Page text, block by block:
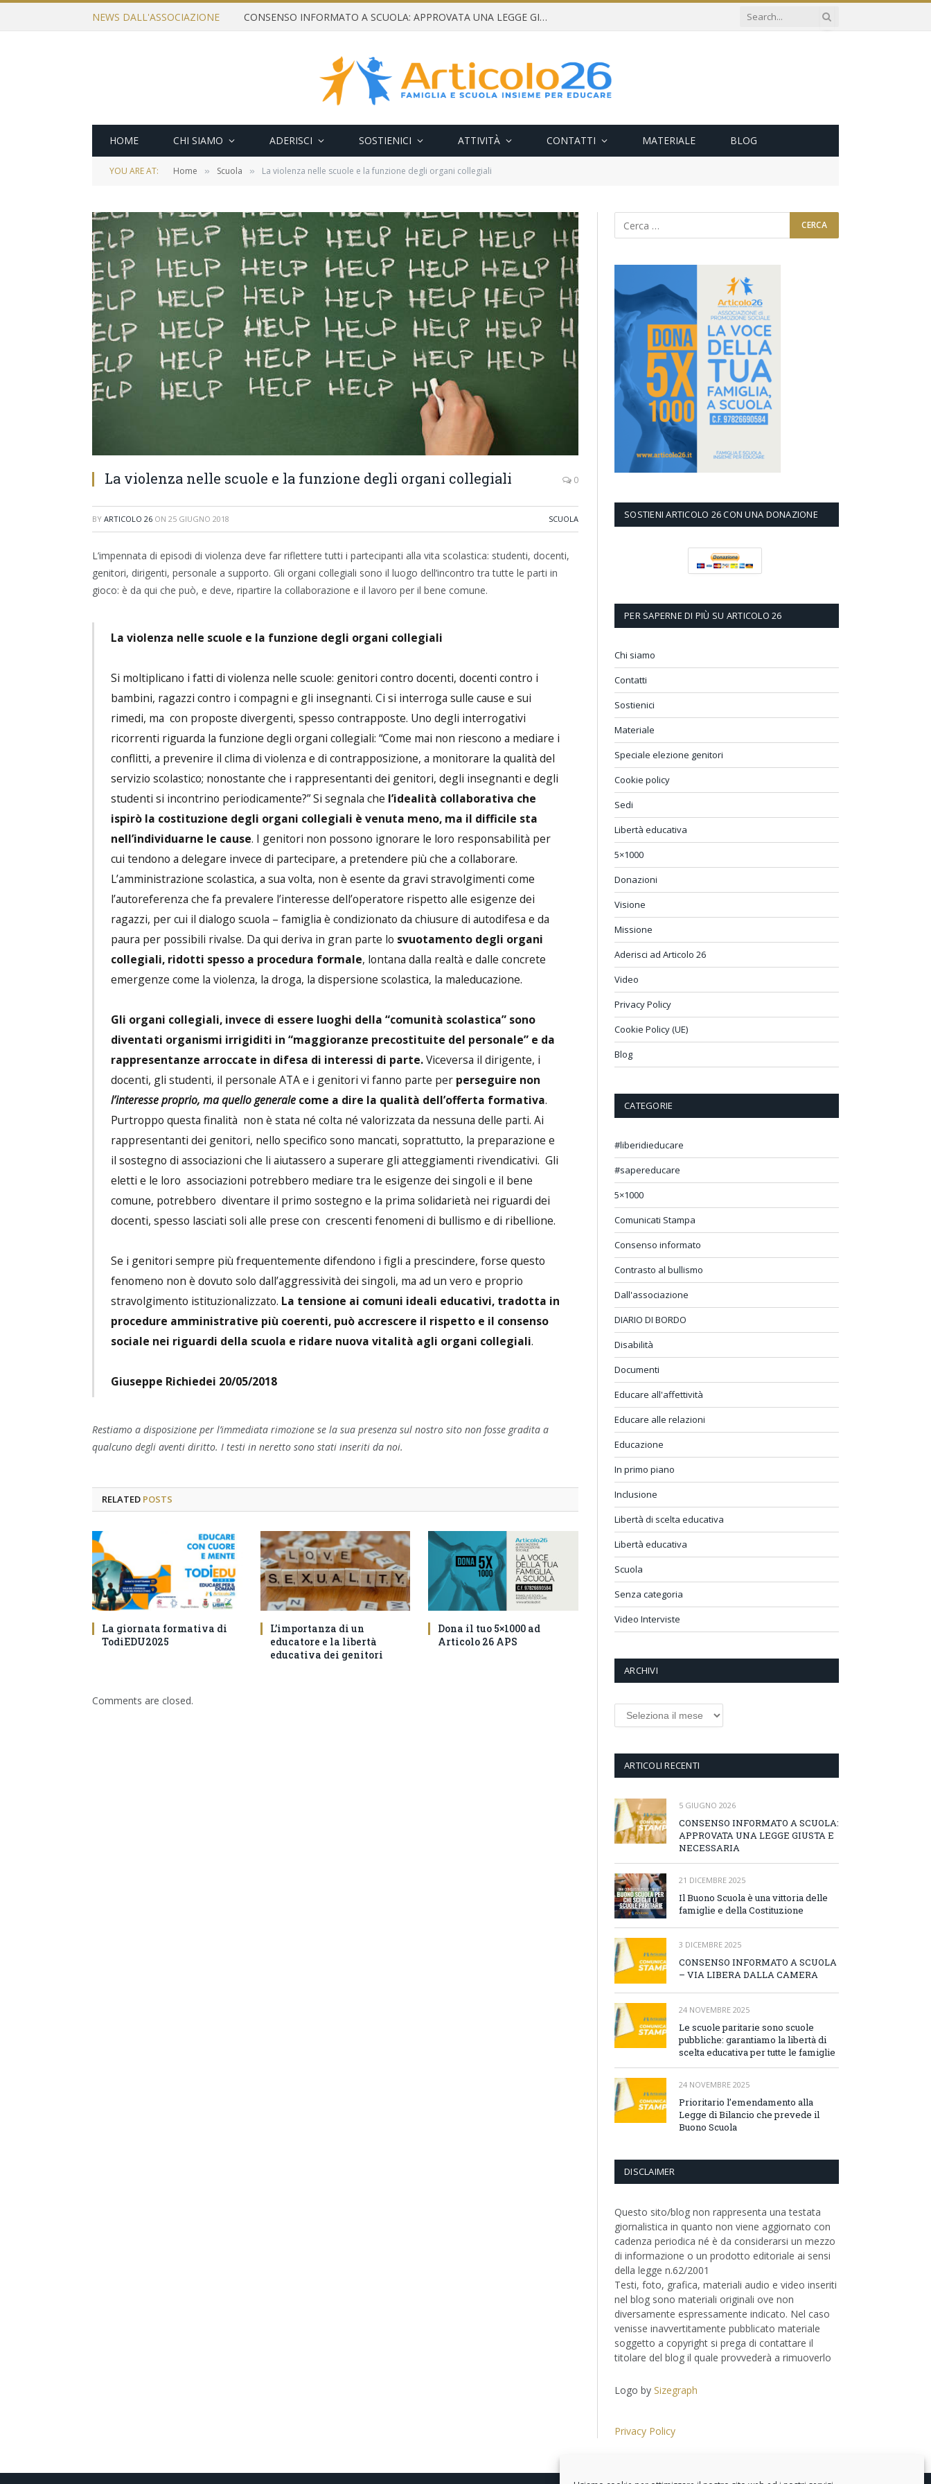
NEWS DALL'ASSOCIAZIONE CONSENSO INFORMATO A SCUOLA: APPROVATA UNA LEGGE GIUSTA E NECESSARIA
HOME CHI SIAMO ADERISCI SOSTIENICI ATTIVITÀ CONTATTI MATERIALE BLOG
YOU ARE AT: Home » Scuola » La violenza nelle scuole e la funzione degli organi collegiali
La violenza nelle scuole e la funzione degli organi collegiali 0
BY ARTICOLO 26 ON 25 GIUGNO 2018 SCUOLA
L’impennata di episodi di violenza deve far riflettere tutti i partecipanti alla vita scolastica: studenti, docenti,
genitori, dirigenti, personale a supporto. Gli organi collegiali sono il luogo dell’incontro tra tutte le parti in
gioco: è da qui che può, e deve, ripartire la collaborazione e il lavoro per il bene comune.
La violenza nelle scuole e la funzione degli organi collegiali
Si moltiplicano i fatti di violenza nelle scuole: genitori contro docenti, docenti contro i
bambini, ragazzi contro i compagni e gli insegnanti. Ci si interroga sulle cause e sui
rimedi, ma con proposte divergenti, spesso contrapposte. Uno degli interrogativi
ricorrenti riguarda la funzione degli organi collegiali: “Come mai non riescono a mediare i
conflitti, a prevenire il clima di violenza e di contrapposizione, a monitorare la qualità del
servizio scolastico; nonostante che i rappresentanti dei genitori, degli insegnanti e degli
studenti si incontrino periodicamente?” Si segnala che l’idealità collaborativa che
ispirò la costituzione degli organi collegiali è venuta meno, ma il difficile sta
nell’individuarne le cause. I genitori non possono ignorare le loro responsabilità per
cui tendono a delegare invece di partecipare, a pretendere più che a collaborare.
L’amministrazione scolastica, a sua volta, non è esente da gravi stravolgimenti come
l’autoreferenza che fa prevalere l’interesse dell’operatore rispetto alle esigenze dei
ragazzi, per cui il dialogo scuola – famiglia è condizionato da chiusure di autodifesa e da
paura per possibili rivalse. Da qui deriva in gran parte lo svuotamento degli organi
collegiali, ridotti spesso a procedura formale, lontana dalla realtà e dalle concrete
emergenze come la violenza, la droga, la dispersione scolastica, la maleducazione.
Gli organi collegiali, invece di essere luoghi della “comunità scolastica” sono
diventati organismi irrigiditi in “maggioranze precostituite del personale” e da
rappresentanze arroccate in difesa di interessi di parte.Viceversa il dirigente, i
docenti, gli studenti, il personale ATA e i genitori vi fanno parte per perseguire non
l’interesse proprio, ma quello generalecome a dire la qualità dell’offerta formativa.
Purtroppo questa finalità non è stata né colta né valorizzata da nessuna delle parti. Ai
rappresentanti dei genitori, nello specifico sono mancati, soprattutto, la preparazione e
il sostegno di associazioni che li aiutassero a superare gli atteggiamenti rivendicativi. Gli
eletti e le loro associazioni potrebbero mediare tra le esigenze dei singoli e il bene
comune, potrebbero diventare il primo sostegno e la prima solidarietà nei riguardi dei
docenti, spesso lasciati soli alle prese con crescenti fenomeni di bullismo e di ribellione.
Se i genitori sempre più frequentemente difendono i figli a prescindere, forse questo
fenomeno non è dovuto solo dall’aggressività dei singoli, ma ad un vero e proprio
stravolgimento istituzionalizzato. La tensione ai comuni ideali educativi, tradotta in
procedure amministrative più coerenti, può accrescere il rispetto e il consenso
sociale nei riguardi della scuola e ridare nuova vitalità agli organi collegiali.
Giuseppe Richiedei 20/05/2018
Restiamo a disposizione per l’immediata rimozione se la sua presenza sul nostro sito non fosse gradita a
qualcuno degli aventi diritto. I testi in neretto sono stati inseriti da noi.
RELATED POSTS
La giornata formativa di
TodiEDU2025
L’importanza di un
educatore e la libertà
educativa dei genitori
Dona il tuo 5×1000 ad
Articolo 26 APS
Comments are closed.
SOSTIENI ARTICOLO 26 CON UNA DONAZIONE
PER SAPERNE DI PIÙ SU ARTICOLO 26
Chi siamo
Contatti
Sostienici
Materiale
Speciale elezione genitori
Cookie policy
Sedi
Libertà educativa
5×1000
Donazioni
Visione
Missione
Aderisci ad Articolo 26
Video
Privacy Policy
Cookie Policy (UE)
Blog
CATEGORIE
#liberidieducare
#sapereducare
5×1000
Comunicati Stampa
Consenso informato
Contrasto al bullismo
Dall'associazione
DIARIO DI BORDO
Disabilità
Documenti
Educare all'affettività
Educare alle relazioni
Educazione
In primo piano
Inclusione
Libertà di scelta educativa
Libertà educativa
Scuola
Senza categoria
Video Interviste
ARCHIVI
Archivi
ARTICOLI RECENTI
5 GIUGNO 2026
CONSENSO INFORMATO A SCUOLA:
APPROVATA UNA LEGGE GIUSTA E
NECESSARIA
21 DICEMBRE 2025
Il Buono Scuola è una vittoria delle
famiglie e della Costituzione
3 DICEMBRE 2025
CONSENSO INFORMATO A SCUOLA
– VIA LIBERA DALLA CAMERA
24 NOVEMBRE 2025
Le scuole paritarie sono scuole
pubbliche: garantiamo la libertà di
scelta educativa per tutte le famiglie
24 NOVEMBRE 2025
Prioritario l’emendamento alla
Legge di Bilancio che prevede il
Buono Scuola
DISCLAIMER
Questo sito/blog non rappresenta una testata
giornalistica in quanto non viene aggiornato con
cadenza periodica né è da considerarsi un mezzo
di informazione o un prodotto editoriale ai sensi
della legge n.62/2001
Testi, foto, grafica, materiali audio e video inseriti
nel blog sono materiali originali ove non
diversamente espressamente indicato. Nel caso
venisse inavvertitamente pubblicato materiale
soggetto a copyright si prega di contattare il
titolare del blog il quale provvederà a rimuoverlo
Logo by Sizegraph
Privacy Policy